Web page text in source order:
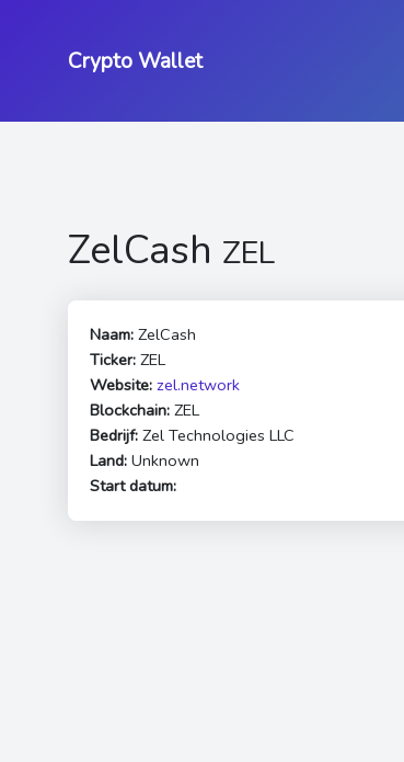
Crypto Wallet
ZelCash ZEL
Naam: ZelCash
Ticker: ZEL
Website: zel.network
Blockchain: ZEL
Bedrijf: Zel Technologies LLC
Land: Unknown
Start datum: